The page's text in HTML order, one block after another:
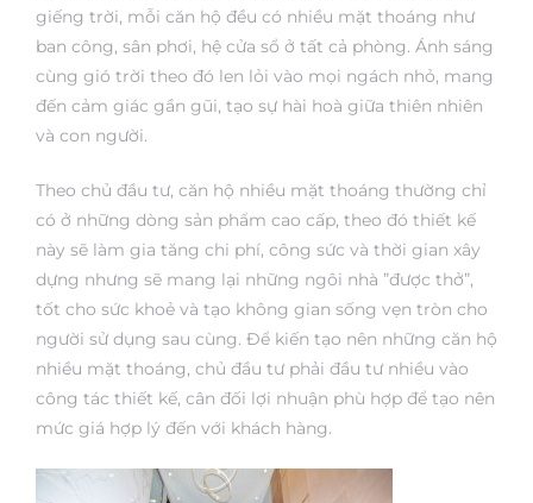
giếng trời, mỗi căn hộ đều có nhiều mặt thoáng như
ban công, sân phơi, hệ cửa sổ ở tất cả phòng. Ánh sáng
cùng gió trời theo đó len lỏi vào mọi ngách nhỏ, mang
đến cảm giác gần gũi, tạo sự hài hoà giữa thiên nhiên
và con người.
Theo chủ đầu tư, căn hộ nhiều mặt thoáng thường chỉ
có ở những dòng sản phẩm cao cấp, theo đó thiết kế
này sẽ làm gia tăng chi phí, công sức và thời gian xây
dựng nhưng sẽ mang lại những ngôi nhà ”được thở”,
tốt cho sức khoẻ và tạo không gian sống vẹn tròn cho
người sử dụng sau cùng. Để kiến tạo nên những căn hộ
nhiều mặt thoáng, chủ đầu tư phải đầu tư nhiều vào
công tác thiết kế, cân đối lợi nhuận phù hợp để tạo nên
mức giá hợp lý đến với khách hàng.